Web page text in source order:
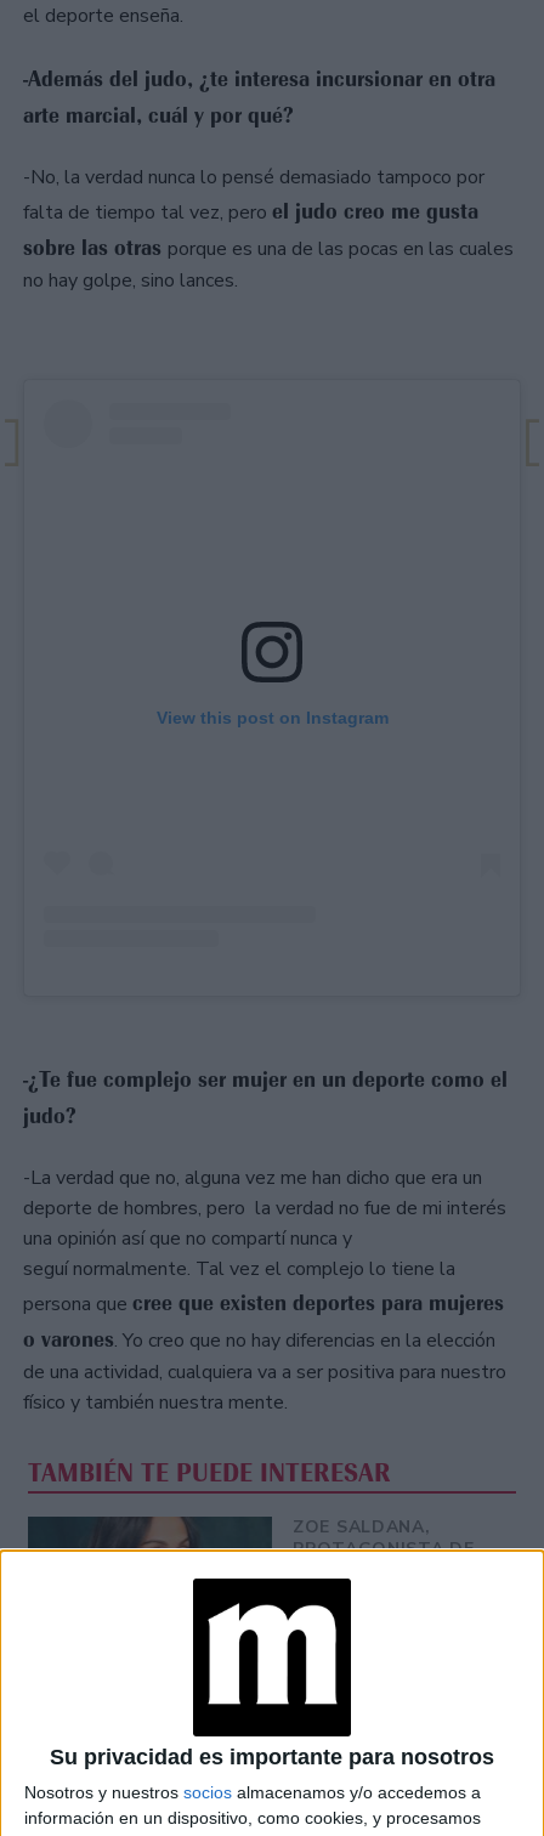
Su privacidad es importante para nosotros
Nosotros y nuestros socios almacenamos y/o accedemos a
información en un dispositivo, como cookies, y procesamos
el deporte enseña.
-Además del judo, ¿te interesa incursionar en otra
arte marcial, cuál y por qué?
-No, la verdad nunca lo pensé demasiado tampoco por
falta de tiempo tal vez, pero el judo creo me gusta
sobre las otras porque es una de las pocas en las cuales
no hay golpe, sino lances.
View this post on Instagram
-¿Te fue complejo ser mujer en un deporte como el
judo?
-La verdad que no, alguna vez me han dicho que era un
deporte de hombres, pero la verdad no fue de mi interés
una opinión así que no compartí nunca y
seguí normalmente. Tal vez el complejo lo tiene la
persona que cree que existen deportes para mujeres
o varones. Yo creo que no hay diferencias en la elección
de una actividad, cualquiera va a ser positiva para nuestro
físico y también nuestra mente.
TAMBIÉN TE PUEDE INTERESAR
ZOE SALDANA,
PROTAGONISTA DE
DESEO ES QUE NOS
UNAMOS COMO
CONOCÉ A ESTAS
CINCO MUJERES
LATINAS QUE
TRANSFORMAN LA
MODA DE LA